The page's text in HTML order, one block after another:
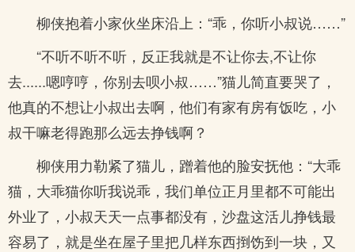
柳侠抱着小家伙坐床沿上：“乖，你听小叔说……”
“不听不听不听，反正我就是不让你去,不让你
去......嗯哼哼，你别去呗小叔……”猫儿简直要哭了，
他真的不想让小叔出去啊，他们有家有房有饭吃，小
叔干嘛老得跑那么远去挣钱啊？
柳侠用力勒紧了猫儿，蹭着他的脸安抚他：“大乖
猫，大乖猫你听我说乖，我们单位正月里都不可能出
外业了，小叔天天一点事都没有，沙盘这活儿挣钱最
容易了，就是坐在屋子里把几样东西捯饬到一块，又